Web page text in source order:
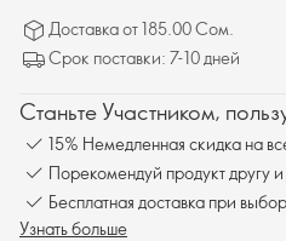
Доставка от 185.00 Сом.
Срок поставки: 7-10 дней
Станьте Участником,
15% Немедленная скидка на
Порекомендуй продукт другу и
Бесплатная
Узнать больше